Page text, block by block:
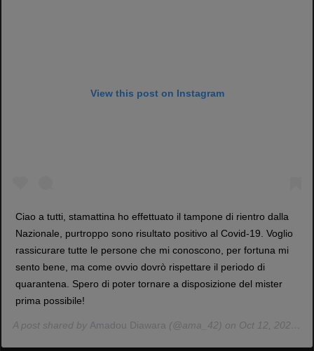
View this post on Instagram
Ciao a tutti, stamattina ho effettuato il tampone di rientro dalla
Nazionale, purtroppo sono risultato positivo al Covid-19. Voglio
rassicurare tutte le persone che mi conoscono, per fortuna mi
sento bene, ma come ovvio dovrò rispettare il periodo di
quarantena. Spero di poter tornare a disposizione del mister
prima possibile!
A post shared by Amadou Diawara (@ama_42) on Oct 12, 2020 at 10:45am PDT